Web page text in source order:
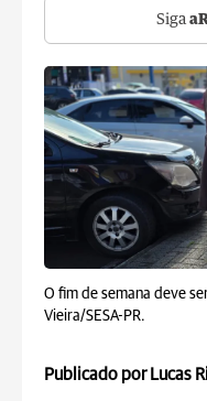
Siga
O fim de semana deve
Vieira/SESA-PR.
Publicado por Lucas